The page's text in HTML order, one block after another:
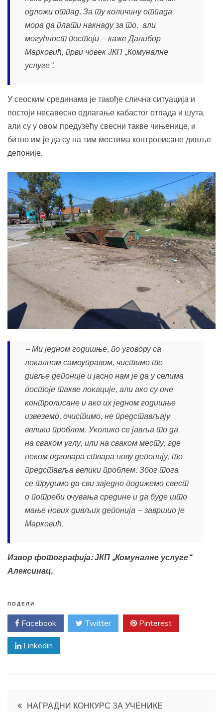
одложи отпад. За ту количину отпада
мора да плати накнаду за то, али
могућност постоји − каже Далибор
Марковић, први човек ЈКП „Комуналне
услуге”.
У сеоским срединама је такође слична ситуација и
постоји несавесно одлагање кабастог отпада и шута,
али су у овом предузећу свесни такве чињенице, и
битно им је да су на тим местима контролисане дивље
депоније.
− Ми једном годишње, по уговору са
локалном самоуправом, чистимо те
дивље депоније и јасно нам је да у селима
постоје такве локације, али ако су оне
контролисане и ако их једном годишње
извеземо, очистимо, не представљају
велики проблем. Уколико се јавља то да
на сваком углу, или на сваком месту, где
неком одговара ствара нову депонију, то
представља велики проблем. Због тога
се трудимо да сви заједно подижемо свест
о потреби очувања средине и да буде што
мање нових дивљих депонија − завршио је
Марковић.
Извор фотографија: ЈКП „Комуналне услуге“
Алексинац.
ПОДЕЛИ
Facebook Twitter Pinterest
Linkedin
Кретање
НАГРАДНИ КОНКУРС ЗА УЧЕНИКЕ